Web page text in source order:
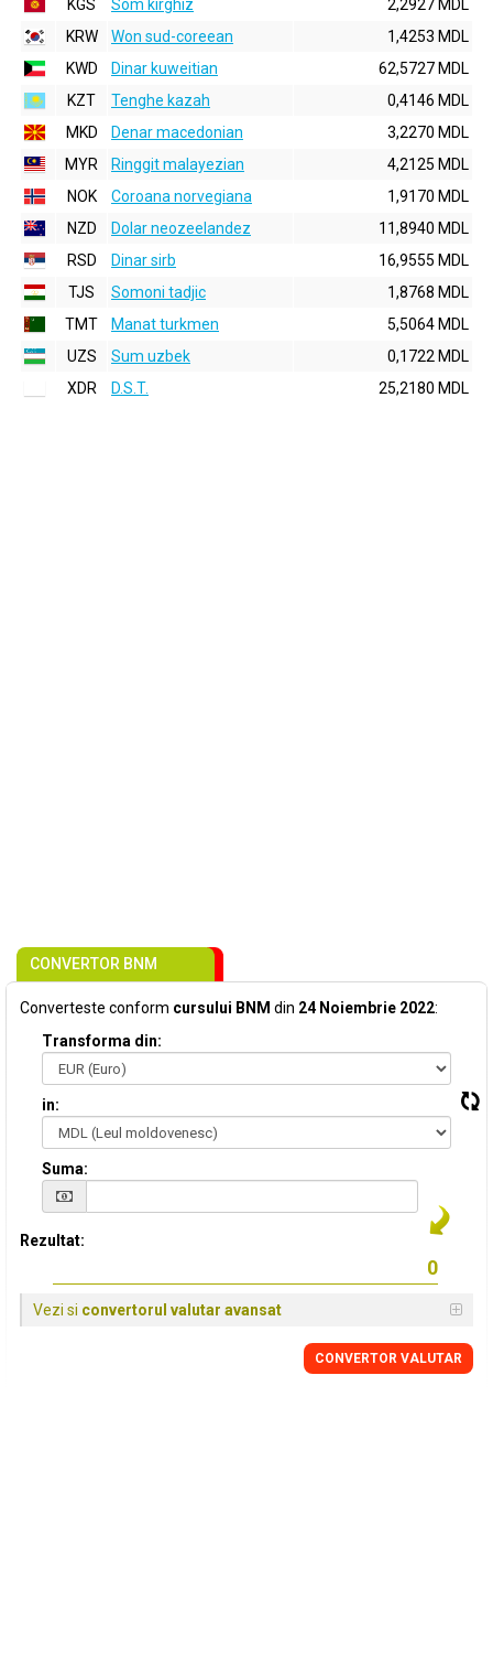
KGS
Som kirghiz
2,2927 MDL
KRW
Won sud-coreean
1,4253 MDL
KWD
Dinar kuweitian
62,5727 MDL
KZT
Tenghe kazah
0,4146 MDL
MKD
Denar macedonian
3,2270 MDL
MYR
Ringgit malayezian
4,2125 MDL
NOK
Coroana norvegiana
1,9170 MDL
NZD
Dolar neozeelandez
11,8940 MDL
RSD
Dinar sirb
16,9555 MDL
TJS
Somoni tadjic
1,8768 MDL
TMT
Manat turkmen
5,5064 MDL
UZS
Sum uzbek
0,1722 MDL
XDR
D.S.T. 25,2180 MDL
CONVERTOR BNM
Converteste conform cursului BNM din 24 Noiembrie 2022:
Transforma din:
in:
Suma:
Rezultat:
Vezi si convertorul valutar avansat
CONVERTOR VALUTAR